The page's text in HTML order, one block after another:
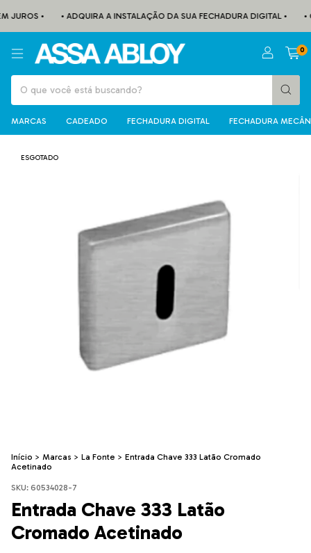
JUROS • • ADQUIRA A INSTALAÇÃO DA SUA FECHADURA DIGITAL • •
0
MARCAS CADEADO FECHADURA DIGITAL FECHADURA
ESGOTADO
Início > Marcas > La Fonte > Entrada Chave 333 Latão Cromado
Acetinado
SKU: 60534028-7
Entrada Chave 333 Latão
Cromado Acetinado